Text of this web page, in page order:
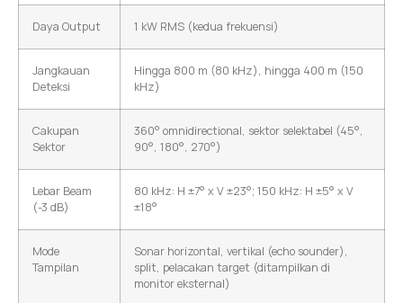
Daya Output 1 kW RMS (kedua frekuensi)
Jangkauan
Deteksi
Hingga 800 m (80 kHz), hingga 400 m (150
kHz)
Cakupan
Sektor
360° omnidirectional, sektor selektabel (45°,
90°, 180°, 270°)
Lebar Beam
(-3 dB)
80 kHz: H ±7° x V ±23°; 150 kHz: H ±5° x V
±18°
Mode
Tampilan
Sonar horizontal, vertikal (echo sounder),
split, pelacakan target (ditampilkan di
monitor eksternal)